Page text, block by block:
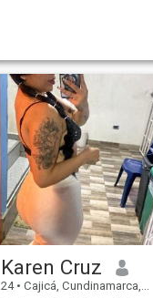
Karen Cruz
24 • Cajicá, Cundinamarca, Kolumbien